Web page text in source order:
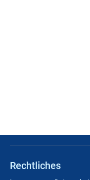
Rechtliches